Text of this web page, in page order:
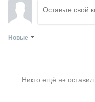
Новые
Никто ещё не